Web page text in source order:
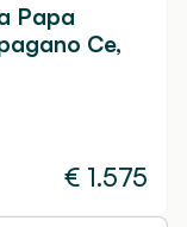
Papa
Ce,
€ 1.575